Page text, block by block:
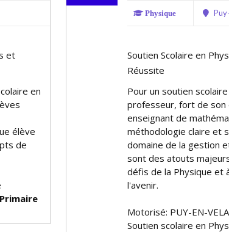
et
en
élève
de
Physique
Soutien Scolaire en
Réussite
Pour un soutien
professeur, fort de
enseignant de
méthodologie claire et
domaine de la gestion
sont des atouts
défis de la Physique et
l'avenir.
Motorisé: PUY-EN-
Soutien scolaire en